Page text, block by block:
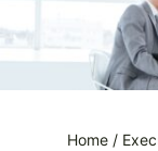
Home /